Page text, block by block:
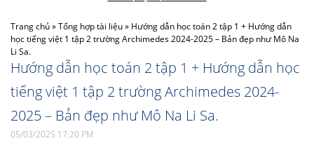
Trang chủ»Tổng hợp tài liệu» Hướng dẫn học toán 2 tập 1 + Hướng dẫn
học tiếng việt 1 tập 2 trường Archimedes 2024-2025 – Bản đẹp như Mô Na
Li Sa.
Hướng dẫn học toán 2 tập 1 + Hướng dẫn học
tiếng việt 1 tập 2 trường Archimedes 2024-
2025 – Bản đẹp như Mô Na Li Sa.
05/03/2025 17:20 PM